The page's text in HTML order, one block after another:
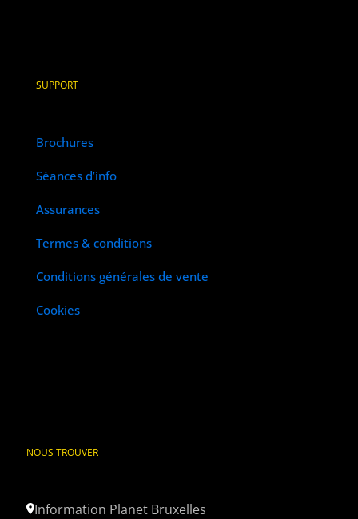
SUPPORT
Brochures
Séances d’info
Assurances
Termes & conditions
Conditions générales de vente
Cookies
NOUS TROUVER
Information Planet Bruxelles